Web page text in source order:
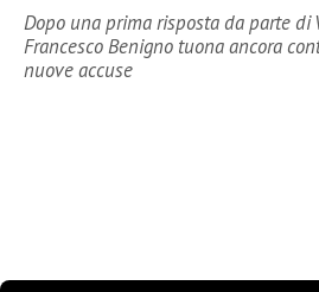
Dopo una prima risposta da parte di
Francesco Benigno tuona ancora
nuove accuse